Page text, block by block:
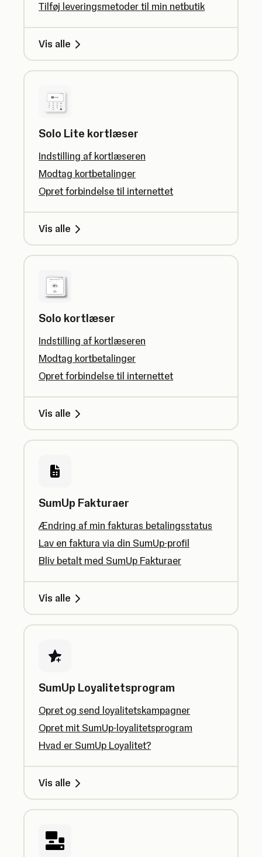
Tilføj leveringsmetoder til min netbutik
Vis alle
Solo Lite kortlæser
Indstilling af kortlæseren
Modtag kortbetalinger
Opret forbindelse til internettet
Vis alle
Solo kortlæser
Indstilling af kortlæseren
Modtag kortbetalinger
Opret forbindelse til internettet
Vis alle
SumUp Fakturaer
Ændring af min fakturas betalingsstatus
Lav en faktura via din SumUp-profil
Bliv betalt med SumUp Fakturaer
Vis alle
SumUp Loyalitetsprogram
Opret og send loyalitetskampagner
Opret mit SumUp-loyalitetsprogram
Hvad er SumUp Loyalitet?
Vis alle